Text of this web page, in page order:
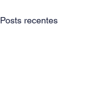
Posts recentes